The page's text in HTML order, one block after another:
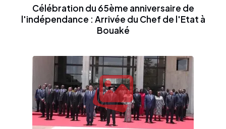
Célébration du 65ème anniversaire de
l'indépendance : Arrivée du Chef de l'Etat à
Bouaké